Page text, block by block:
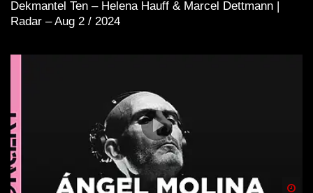
Dekmantel Ten – Helena Hauff & Marcel Dettmann |
Radar – Aug 2 / 2024